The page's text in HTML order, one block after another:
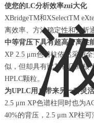
使您的LC分析效率zui大化
XBridgeTM和XSelectTM
离效率、方法稳定性和分析
中等背压下具有超高分离性
XP 2.5 μm色谱柱依然采用
似，但却具有比其它厂商核
HPLC颗粒。
为UPLC用户带来另一种灵
2.5 μm XP色谱柱同时也为
40%的背压，2.5 μm XP柱